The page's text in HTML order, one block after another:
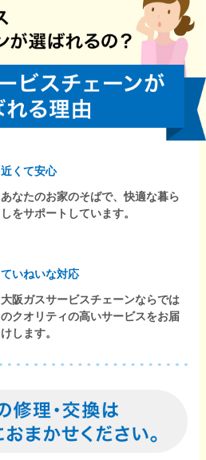
近くて安心
あなたのお家のそばで、快適な暮ら
しをサポートしています。
ていねいな対応
大阪ガスサービスチェーンならでは
のクオリティの高いサービスをお届
けします。